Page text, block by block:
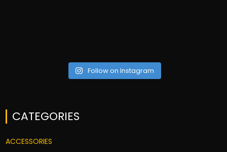
Follow on Instagram
CATEGORIES
ACCESSORIES